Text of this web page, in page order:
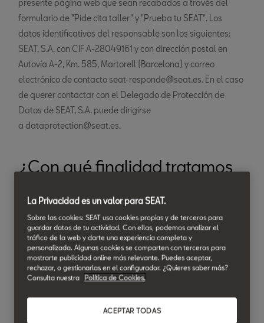
presente página web que sean recabados a través del
formulario de "Pide cita taller" y "Prueba tu SEAT". Los
datos identificativos del responsable son los siguientes:
SEAT, S.A. con CIF A-28049161 y con dirección postal en
Autovía A-2, Km. 585, Martorell (Barcelona) y correo
electrónico de contacto seat-responde@seat.es. En el caso
de querer contactar con el Delegado de Protección de
Datos de SEAT, S.A. puede dirigirse
a dataprotection@seat.es.
¿Con qué finalidad tratamos
legitimación para su
tratamiento?
Finalidades y legitimación de los tratamientos
llevados a cabo desde la presente página web y otros
formularios online de los que es responsable el
La Privacidad es un valor para SEAT.
Sobre las cookies: SEAT usa cookies propias y de terceros para
guardar datos de tu actividad. Con ellas, podemos analizar el
tráfico de la web y darte una experiencia completa y
personalizada. Algunas cookies se comparten con terceros para
mostrarte publicidad online más relevante. Puedes aceptar,
rechazar, o gestionarlas en el configurador. ¿Quieres saber más?
Consulta nuestra
Política de Cookies.
ACEPTAR TODAS